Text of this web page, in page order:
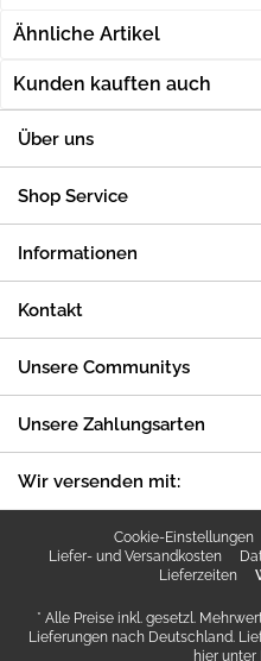
Ähnliche Artikel
Kunden kauften auch
Über uns
Shop Service
Informationen
Kontakt
Unsere Communitys
Unsere Zahlungsarten
Wir versenden mit:
Cookie-Einstellungen
Liefer- und Versandkosten
Lieferzeiten
* Alle Preise inkl. gesetzl.
Lieferungen nach Deutschland.
hier unter